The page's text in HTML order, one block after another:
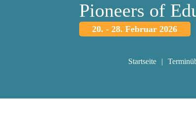
Pioneers of
20. - 28. Februar 2026
Startseite